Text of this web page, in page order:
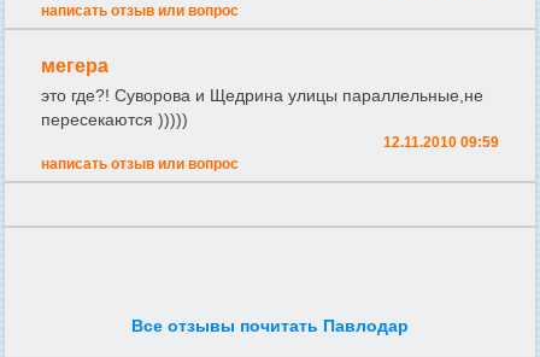
написать отзыв или вопрос
мегера
это где?! Суворова и Щедрина улицы параллельные,не
пересекаются )))))
12.11.2010 09:59
написать отзыв или вопрос
Все отзывы почитать Павлодар